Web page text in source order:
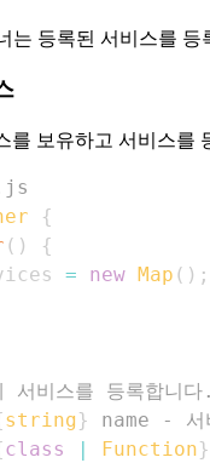
는 등록된 서비스를
를 보유하고 서비스를
{
( )
{
= new Map ( ) ;
string} name
class | Function}